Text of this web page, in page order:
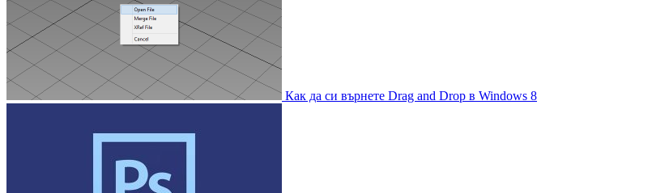
Как да си върнете Drag and Drop в Windows 8